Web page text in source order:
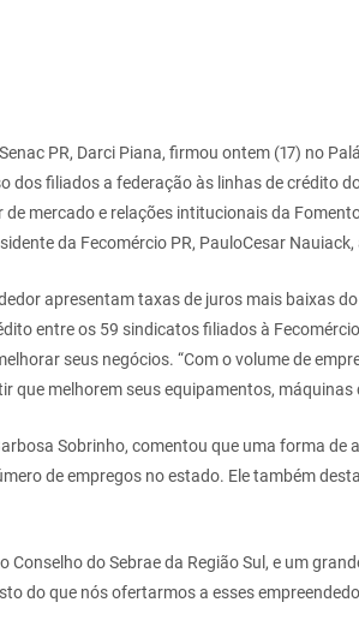
PR, Darci Piana, firmou ontem (17) no
dos filiados a federação às linhas de crédito
mercado e relações intitucionais da
da Fecomércio PR, PauloCesar
apresentam taxas de juros mais baixas
entre os 59 sindicatos filiados à
seus negócios. “Com o volume de
que melhorem seus equipamentos,
Sobrinho, comentou que uma forma
de empregos no estado. Ele também
Conselho do Sebrae da Região Sul, e um
do que nós ofertarmos a esses